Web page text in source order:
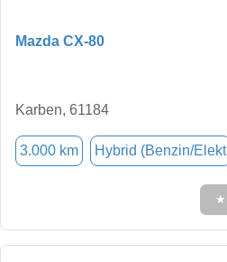
Mazda CX-80
Karben, 61184
3.000 km Hybrid (Benzin/Elekt
★